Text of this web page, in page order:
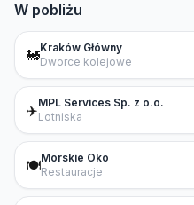
W pobliżu
🚂Kraków Główny
Dworce kolejowe
✈️MPL Services Sp. z o.o.
Lotniska
🍽️Morskie Oko
Restauracje